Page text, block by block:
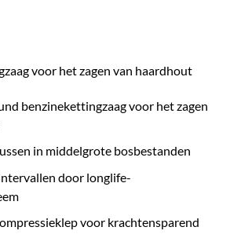
voor het zagen van haardhout
benzinekettingzaag voor het zagen
in middelgrote bosbestanden
door longlife-
voor krachtensparend